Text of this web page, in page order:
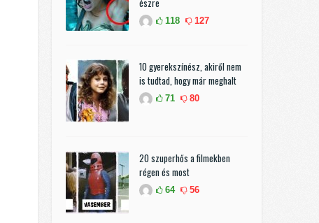
észre
118 127
10 gyerekszínész, akiről nem
is tudtad, hogy már meghalt
71 80
20 szuperhős a filmekben
régen és most
64 56